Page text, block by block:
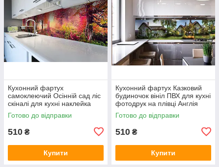
Кухонний фартух
самоклеючий Осінній сад ліс
скіналі для кухні наклейка
ПВХ дерева осінь оранж
600х2000 мм
Готово до відправки
510 ₴
Купити
Кухонний фартух Казковий
будиночок вініл ПВХ для кухні
фотодрук на плівці Англія
сільський краєвид 600х2000
мм
Готово до відправки
510 ₴
Купити